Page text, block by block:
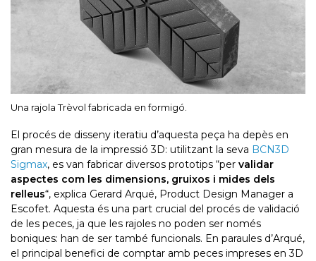
Una rajola Trèvol fabricada en formigó.
El procés de disseny iteratiu d’aquesta peça ha depès en
gran mesura de la impressió 3D: utilitzant la seva BCN3D
Sigmax, es van fabricar diversos prototips “per validar
aspectes com les dimensions, gruixos i mides dels
relleus“, explica Gerard Arqué, Product Design Manager a
Escofet. Aquesta és una part crucial del procés de validació
de les peces, ja que les rajoles no poden ser només
boniques: han de ser també funcionals. En paraules d’Arqué,
el principal benefici de comptar amb peces impreses en 3D